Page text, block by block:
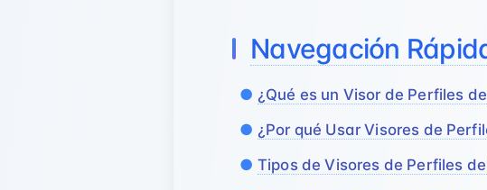
Navegación
¿Qué es un Visor de Perfiles
¿Por qué Usar Visores de
Tipos de Visores de Perfiles